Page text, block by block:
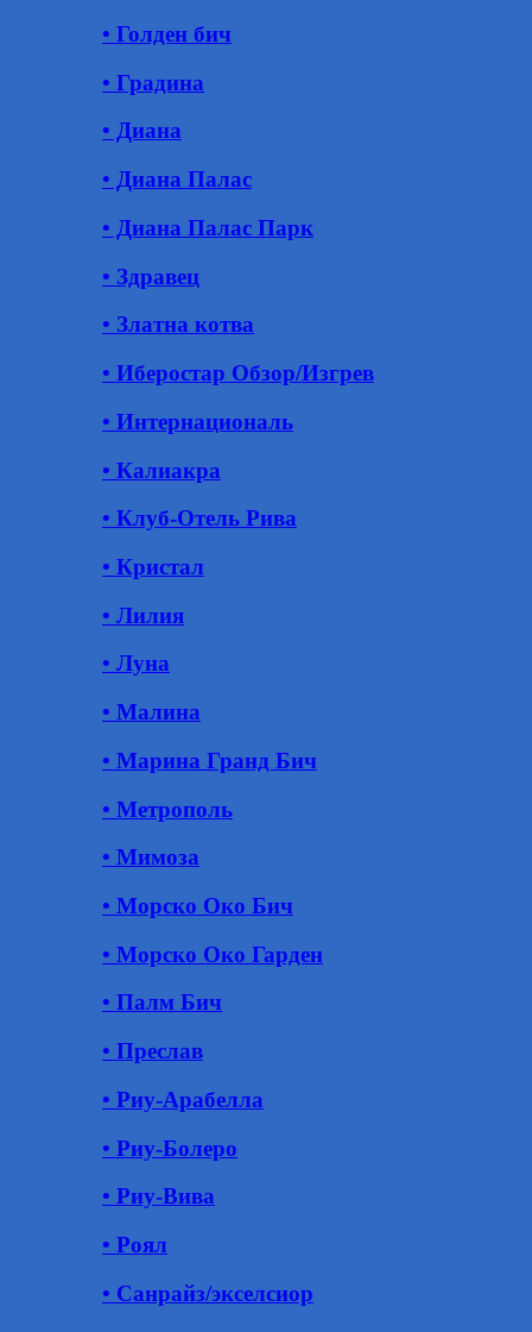
• Голден бич
• Градина
• Диана
• Диана Палас
• Диана Палас Парк
• Здравец
• Златна котва
• Иберостар Обзор/Изгрев
• Интернациональ
• Калиакра
• Клуб-Отель Рива
• Кристал
• Лилия
• Луна
• Малина
• Марина Гранд Бич
• Метрополь
• Мимоза
• Морско Око Бич
• Морско Око Гарден
• Палм Бич
• Преслав
• Риу-Арабелла
• Риу-Болеро
• Риу-Вива
• Роял
• Санрайз/экселсиор